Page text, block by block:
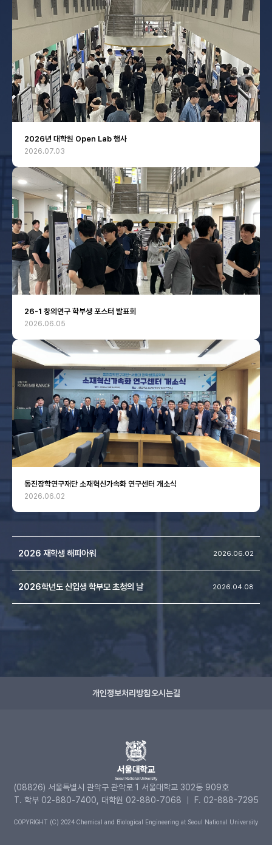
2026년 대학원 Open Lab 행사
2026.07.03
26-1 창의연구 학부생 포스터 발표회
2026.06.05
동진장학연구재단 소재혁신가속화 연구센터 개소식
2026.06.02
2026 재학생 해피아워 2026.06.02
2026학년도 신입생 학부모 초청의 날 2026.04.08
개인정보처리방침오시는길
(08826) 서울특별시 관악구 관악로 1 서울대학교 302동 909호
T. 학부 02-880-7400, 대학원 02-880-7068 ｜ F. 02-888-7295
COPYRIGHT (C) 2024 Chemical and Biological Engineering at Seoul National University